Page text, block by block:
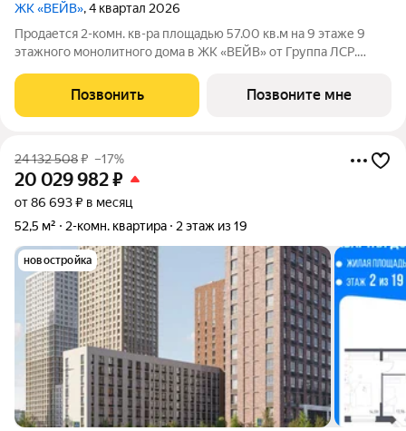
ЖК «ВЕЙВ», 4 квартал 2026
Продается 2-комн. кв-ра площадью 57.00 кв.м на 9 этаже 9
этажного монолитного дома в ЖК «ВЕЙВ» от Группа ЛСР.
ансамбль из семи корпусов переменной этажности,
объединенных общим стилобатом, в
Позвонить Позвоните мне
24 132 508₽ –17%
20 029 982₽
от 86 693 ₽ в месяц
52,5 м²
2-комн. квартира 2 этаж из 19
новостройка